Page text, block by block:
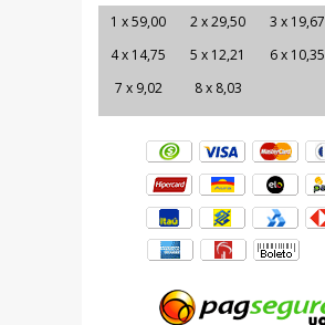
1 x 59,00
2 x 29,50
3 x 19,67
4 x 14,75
5 x 12,21
6 x 10,35
7 x 9,02
8 x 8,03